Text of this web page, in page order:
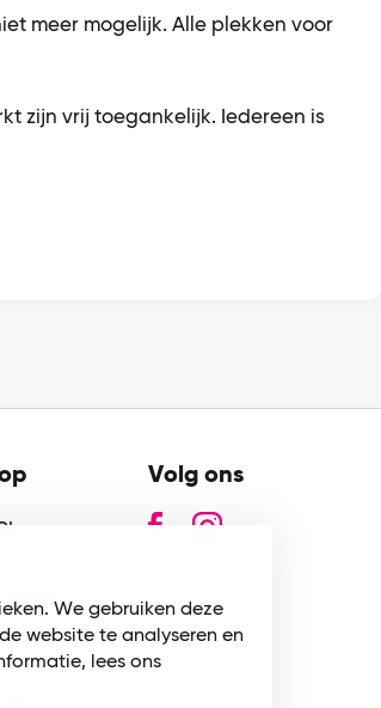
We gebruiken deze
website te analyseren en
lees ons
meer mogelijk. Alle plekken voor
zijn vrij toegankelijk. Iedereen is
Volg ons